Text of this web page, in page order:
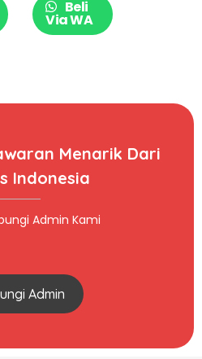
Beli
Via WA
Menarik Dari
Indonesia
Admin Kami
Admin